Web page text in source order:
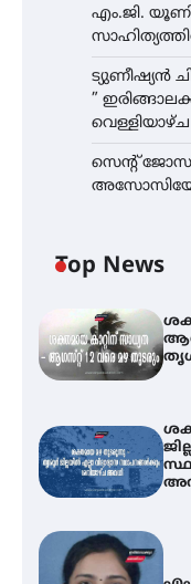
എം.ജി.
ട്യുണീഷ്യൻ
”
സെന്റ്
Top News